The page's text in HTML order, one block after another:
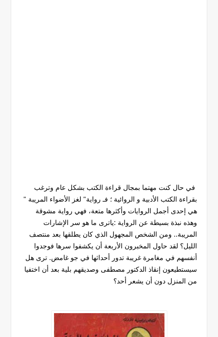
في حال كنت مهتما بمجال قراءة الكتب بشكل عام وترغب
بقراءة الكتب الأدبية و الروائية ؛ فـ رواية" لغز الأضواء المريبة "
هي إحدى أجمل الروايات وأكثرها متعة، فهي رواية مشوقة
وهذه نبذة بسيطة عن الرواية :ياترى ما هو سر الإشارات
المريبة.. ومن الشخص المجهول الذي كان يطلقها بعد منتصف
الليل؟ لقد حاول المخبرون الأربعة أن يكشفوا سرها فوجدوا
أنفسهم في مغامرة غريبة تدور أحداثها في جو غامض. ترى هل
سيستطيعون إنقاذ الدكتور مصطفى وصديقهم بلية بعد أن اختفيا
من المنزل دون أن يشعر أحد؟